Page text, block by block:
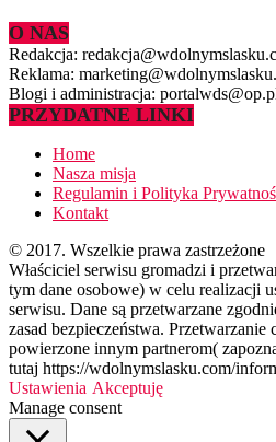
O NAS
Redakcja:
Reklama:
Blogi i administracja:
PRZYDATNE LINKI
Home
Nasza misja
Regulamin i Polityka
Kontakt
© 2017. Wszelkie prawa zastrzeżone
Właściciel serwisu gromadzi i
tym dane osobowe) w celu realizacji
serwisu. Dane są przetwarzane
zasad bezpieczeństwa. Przetwarzanie
powierzone innym partnerom(
tutaj https://wdolnymslasku.com/
Ustawienia Akceptuję
Manage consent